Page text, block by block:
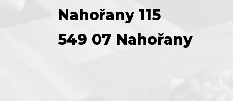
Nahořany 115
549 07 Nahořany